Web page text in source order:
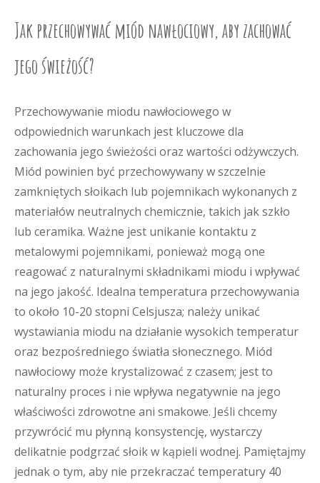
Jak przechowywać miód nawłociowy, aby zachować
jego świeżość?
Przechowywanie miodu nawłociowego w
odpowiednich warunkach jest kluczowe dla
zachowania jego świeżości oraz wartości odżywczych.
Miód powinien być przechowywany w szczelnie
zamkniętych słoikach lub pojemnikach wykonanych z
materiałów neutralnych chemicznie, takich jak szkło
lub ceramika. Ważne jest unikanie kontaktu z
metalowymi pojemnikami, ponieważ mogą one
reagować z naturalnymi składnikami miodu i wpływać
na jego jakość. Idealna temperatura przechowywania
to około 10-20 stopni Celsjusza; należy unikać
wystawiania miodu na działanie wysokich temperatur
oraz bezpośredniego światła słonecznego. Miód
nawłociowy może krystalizować z czasem; jest to
naturalny proces i nie wpływa negatywnie na jego
właściwości zdrowotne ani smakowe. Jeśli chcemy
przywrócić mu płynną konsystencję, wystarczy
delikatnie podgrzać słoik w kąpieli wodnej. Pamiętajmy
jednak o tym, aby nie przekraczać temperatury 40